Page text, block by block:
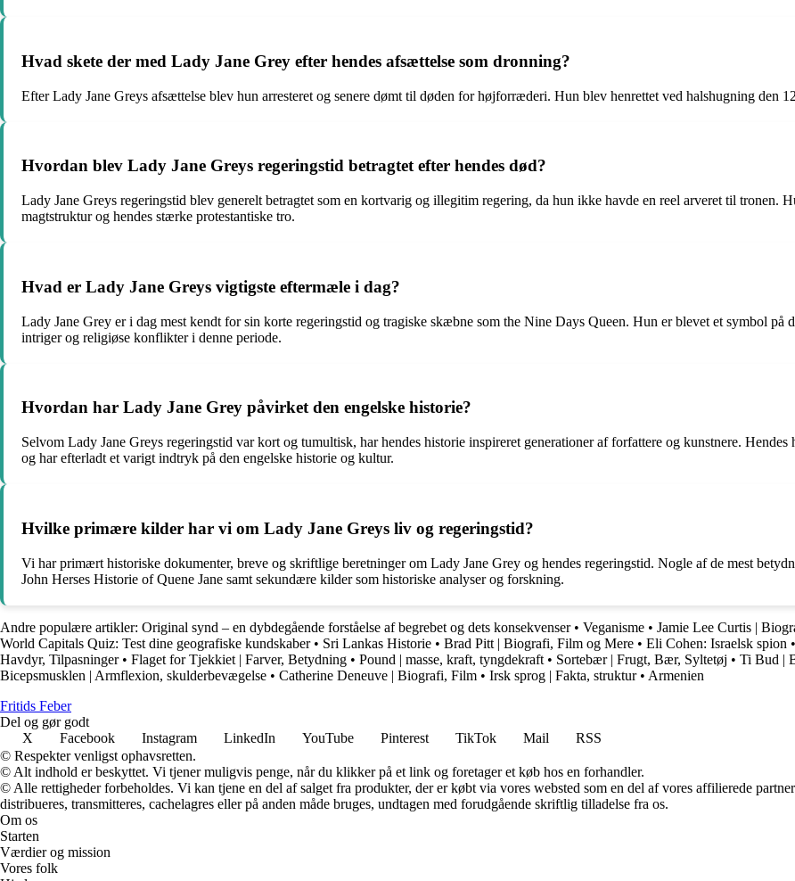
Hvad skete der med Lady Jane Grey efter hendes afsættelse som dronning?
Efter Lady Jane Greys afsættelse blev hun arresteret og senere dømt til døden for højforræderi. Hun blev henrettet ved halshugning den
Hvordan blev Lady Jane Greys regeringstid betragtet efter hendes død?
Lady Jane Greys regeringstid blev generelt betragtet som en kortvarig og illegitim regering, da hun ikke havde en reel arveret til tronen.
magtstruktur og hendes stærke protestantiske tro.
Hvad er Lady Jane Greys vigtigste eftermæle i dag?
Lady Jane Grey er i dag mest kendt for sin korte regeringstid og tragiske skæbne som the Nine Days Queen. Hun er blevet et symbol
intriger og religiøse konflikter i denne periode.
Hvordan har Lady Jane Grey påvirket den engelske historie?
Selvom Lady Jane Greys regeringstid var kort og tumultisk, har hendes historie inspireret generationer af forfattere og kunstnere.
og har efterladt et varigt indtryk på den engelske historie og kultur.
Hvilke primære kilder har vi om Lady Jane Greys liv og regeringstid?
Vi har primært historiske dokumenter, breve og skriftlige beretninger om Lady Jane Grey og hendes regeringstid. Nogle af de mest
John Herses Historie of Quene Jane samt sekundære kilder som historiske analyser og forskning.
Andre populære artikler: Original synd – en dybdegående forståelse af begrebet og dets konsekvenser• Veganisme • Jamie Lee Curtis |
World Capitals Quiz: Test dine geografiske kundskaber• Sri Lankas Historie • Brad Pitt | Biografi, Film og Mere • Eli Cohen: Israelsk spion •
Havdyr, Tilpasninger• Flaget for Tjekkiet | Farver, Betydning • Pound | masse, kraft, tyngdekraft • Sortebær | Frugt, Bær, Syltetøj • Ti Bud |
Bicepsmusklen | Armflexion, skulderbevægelse • Catherine Deneuve | Biografi, Film • Irsk sprog | Fakta, struktur• Armenien
Fritids Feber
Del og gør godt
X
Facebook Instagram LinkedIn YouTube Pinterest TikTok Mail
RSS
© Respekter venligst ophavsretten.
© Alt indhold er beskyttet. Vi tjener muligvis penge, når du klikker på et link og foretager et køb hos en forhandler.
© Alle rettigheder forbeholdes. Vi kan tjene en del af salget fra produkter, der er købt via vores websted som en del af vores affilierede
distribueres, transmitteres, cachelagres eller på anden måde bruges, undtagen med forudgående skriftlig tilladelse fra os.
Om os
Starten
Værdier og mission
Vores folk